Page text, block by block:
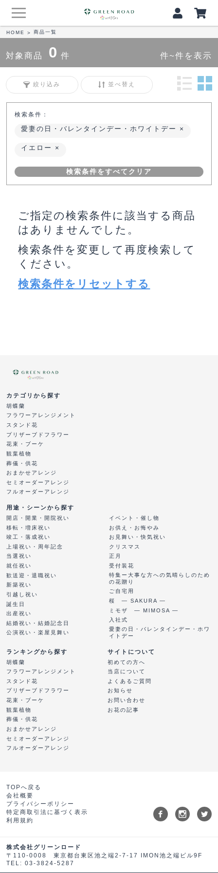
HOME > 商品一覧
対象商品 0 件 件~件を表示
絞り込み 並べ替え
検索条件：
愛妻の日・バレンタインデー・ホワイトデー
イエロー
検索条件をすべてクリア
ご指定の検索条件に該当する商品
はありませんでした。
検索条件を変更して再度検索して
ください。
検索条件をリセットする
カテゴリから探す
胡蝶蘭
フラワーアレンジメント
スタンド花
プリザーブドフラワー
花束・ブーケ
観葉植物
葬儀・供花
おまかせアレンジ
セミオーダーアレンジ
フルオーダーアレンジ
用途・シーンから探す
開店・開業・開院祝い
移転・増床祝い
竣工・落成祝い
上場祝い・周年記念
当選祝い
就任祝い
歓送迎・退職祝い
新築祝い
引越し祝い
誕生日
出産祝い
結婚祝い・結婚記念日
公演祝い・楽屋見舞い
イベント・催し物
お供え・お悔やみ
お見舞い・快気祝い
クリスマス
正月
受付装花
特集ー大事な方への気晴らしのため
の花贈り
ご自宅用
桜 ― SAKURA ―
ミモザ ― MIMOSA ―
入社式
愛妻の日・バレンタインデー・ホワ
イトデー
ランキングから探す
胡蝶蘭
フラワーアレンジメント
スタンド花
プリザーブドフラワー
花束・ブーケ
観葉植物
葬儀・供花
おまかせアレンジ
セミオーダーアレンジ
フルオーダーアレンジ
サイトについて
初めての方へ
当店について
よくあるご質問
お知らせ
お問い合わせ
お花の記事
TOPへ戻る
会社概要
プライバシーポリシー
特定商取引法に基づく表示
利用規約
株式会社グリーンロード
〒110-0008 東京都台東区池之端2-7-17 IMON池之端ビル9F
TEL: 03-3824-5287